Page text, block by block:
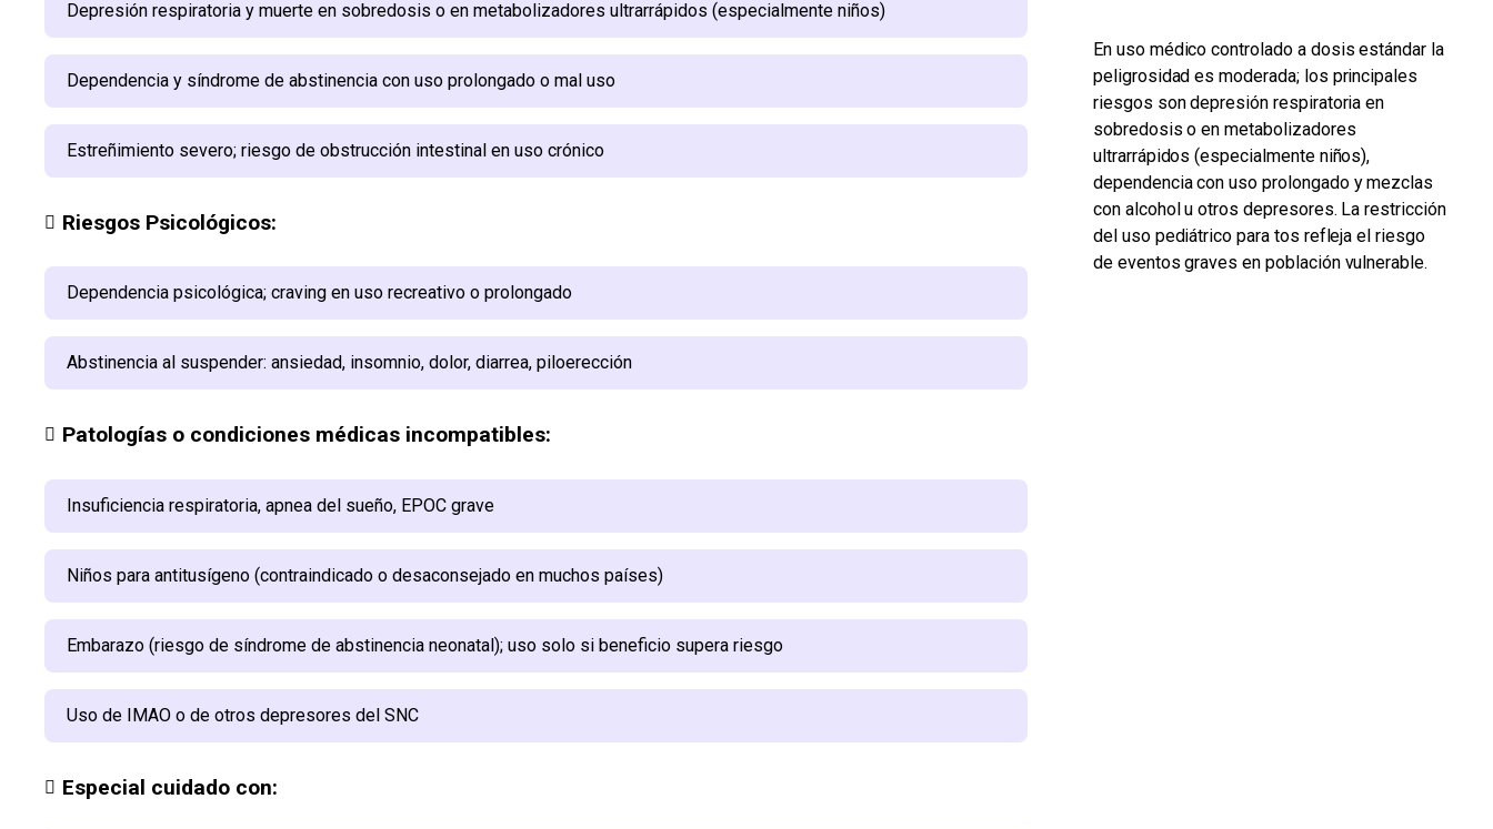
Depresión respiratoria y muerte en sobredosis o en metabolizadores ultrarrápidos (especialmente niños)
Dependencia y síndrome de abstinencia con uso prolongado o mal uso
Estreñimiento severo; riesgo de obstrucción intestinal en uso crónico
Riesgos Psicológicos:
Dependencia psicológica; craving en uso recreativo o prolongado
Abstinencia al suspender: ansiedad, insomnio, dolor, diarrea, piloerección
Patologías o condiciones médicas incompatibles:
Insuficiencia respiratoria, apnea del sueño, EPOC grave
Niños para antitusígeno (contraindicado o desaconsejado en muchos países)
Embarazo (riesgo de síndrome de abstinencia neonatal); uso solo si beneficio supera riesgo
Uso de IMAO o de otros depresores del SNC
Especial cuidado con:
En uso médico controlado a dosis estándar la
peligrosidad es moderada; los principales
riesgos son depresión respiratoria en
sobredosis o en metabolizadores
ultrarrápidos (especialmente niños),
dependencia con uso prolongado y mezclas
con alcohol u otros depresores. La restricción
del uso pediátrico para tos refleja el riesgo
de eventos graves en población vulnerable.